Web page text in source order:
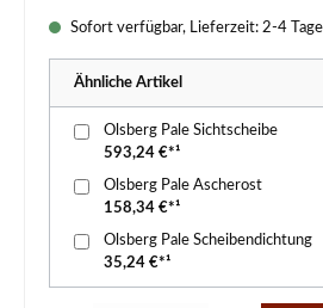
Sofort verfügbar, Lieferzeit: 2-4 Tage
Ähnliche Artikel
Olsberg Pale Sichtscheibe
593,24 €*¹
Olsberg Pale Ascherost
158,34 €*¹
Olsberg Pale Scheibendichtung
35,24 €*¹